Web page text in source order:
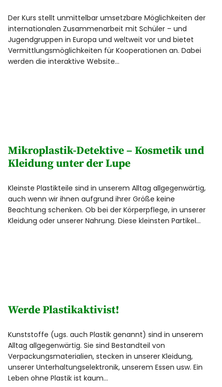
Der Kurs stellt unmittelbar umsetzbare Möglichkeiten der
internationalen Zusammenarbeit mit Schüler – und
Jugendgruppen in Europa und weltweit vor und bietet
Vermittlungsmöglichkeiten für Kooperationen an. Dabei
werden die interaktive Website…
Mikroplastik-Detektive – Kosmetik und
Kleidung unter der Lupe
Kleinste Plastikteile sind in unserem Alltag allgegenwärtig,
auch wenn wir ihnen aufgrund ihrer Größe keine
Beachtung schenken. Ob bei der Körperpflege, in unserer
Kleidung oder unserer Nahrung. Diese kleinsten Partikel…
Werde Plastikaktivist!
Kunststoffe (ugs. auch Plastik genannt) sind in unserem
Alltag allgegenwärtig. Sie sind Bestandteil von
Verpackungsmaterialien, stecken in unserer Kleidung,
unserer Unterhaltungselektronik, unserem Essen usw. Ein
Leben ohne Plastik ist kaum…